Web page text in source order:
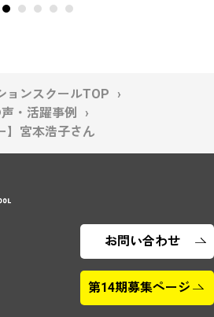
ョンスクールTOP
・活躍事例
】宮本浩子さん
お問い合わせ
第14期募集ページ